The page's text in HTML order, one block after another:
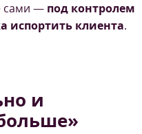
сами — под контролем
испортить клиента.
и